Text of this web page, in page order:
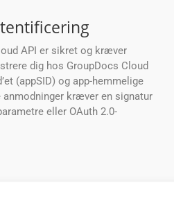
API er sikret og kræver
dig hos GroupDocs Cloud
(appSID) og app-hemmelige
anmodninger kræver en signatur
eller OAuth 2.0-
GroupDocs.Conversion